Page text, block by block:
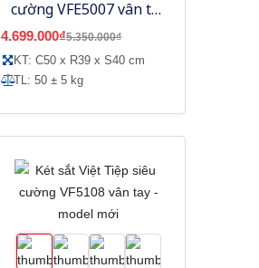
cường VFE5007 vân tay
mã số - Model mới
4.699.000₫5.350.000₫
KT: C50 x R39 x S40 cm
TL: 50 ± 5 kg